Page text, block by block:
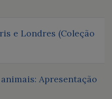
e Londres (Coleção
Apresentação